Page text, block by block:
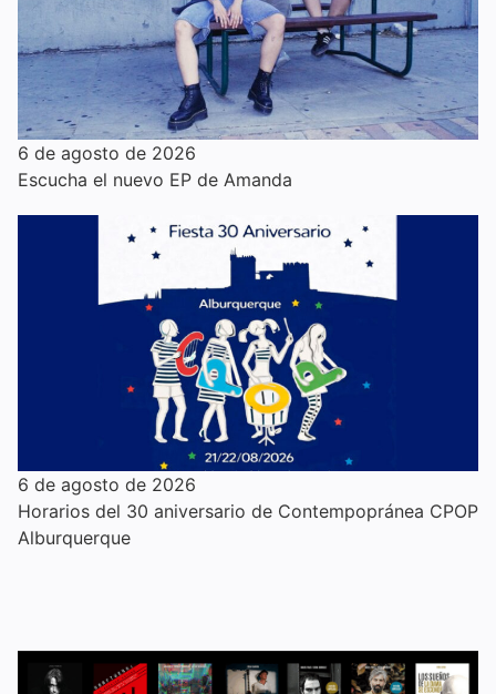
6 de agosto de 2026
Escucha el nuevo EP de Amanda
6 de agosto de 2026
Horarios del 30 aniversario de Contempopránea CPOP
Alburquerque